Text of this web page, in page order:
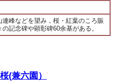
峰などを望み，桜・紅葉のころ賑
記念碑や顕彰碑60余基がある。
(兼六園）